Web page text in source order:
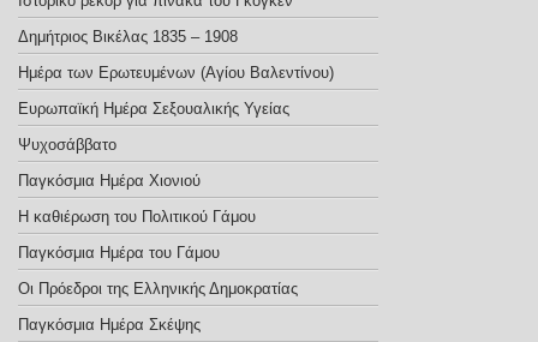
Δημήτριος Βικέλας 1835 – 1908
Ημέρα των Ερωτευμένων (Αγίου Βαλεντίνου)
Ευρωπαϊκή Ημέρα Σεξoυαλικής Υγείας
Ψυχοσάββατο
Παγκόσμια Ημέρα Χιονιού
Η καθιέρωση του Πολιτικού Γάμου
Παγκόσμια Ημέρα του Γάμου
Οι Πρόεδροι της Ελληνικής Δημοκρατίας
Παγκόσμια Ημέρα Σκέψης